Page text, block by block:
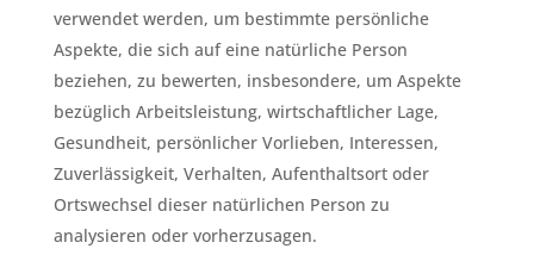
verwendet werden, um bestimmte persönliche
Aspekte, die sich auf eine natürliche Person
beziehen, zu bewerten, insbesondere, um Aspekte
bezüglich Arbeitsleistung, wirtschaftlicher Lage,
Gesundheit, persönlicher Vorlieben, Interessen,
Zuverlässigkeit, Verhalten, Aufenthaltsort oder
Ortswechsel dieser natürlichen Person zu
analysieren oder vorherzusagen.